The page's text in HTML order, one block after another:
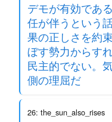
デモが有効であ
任が伴うという
果の正しさを約
ぼす勢力からす
民主的でない。
側の理屈だ
26: the_sun_also_rises